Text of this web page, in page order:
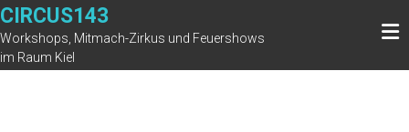
Zum
Inhalt
springen
CIRCUS143
Workshops, Mitmach-Zirkus und Feuershows
im Raum Kiel